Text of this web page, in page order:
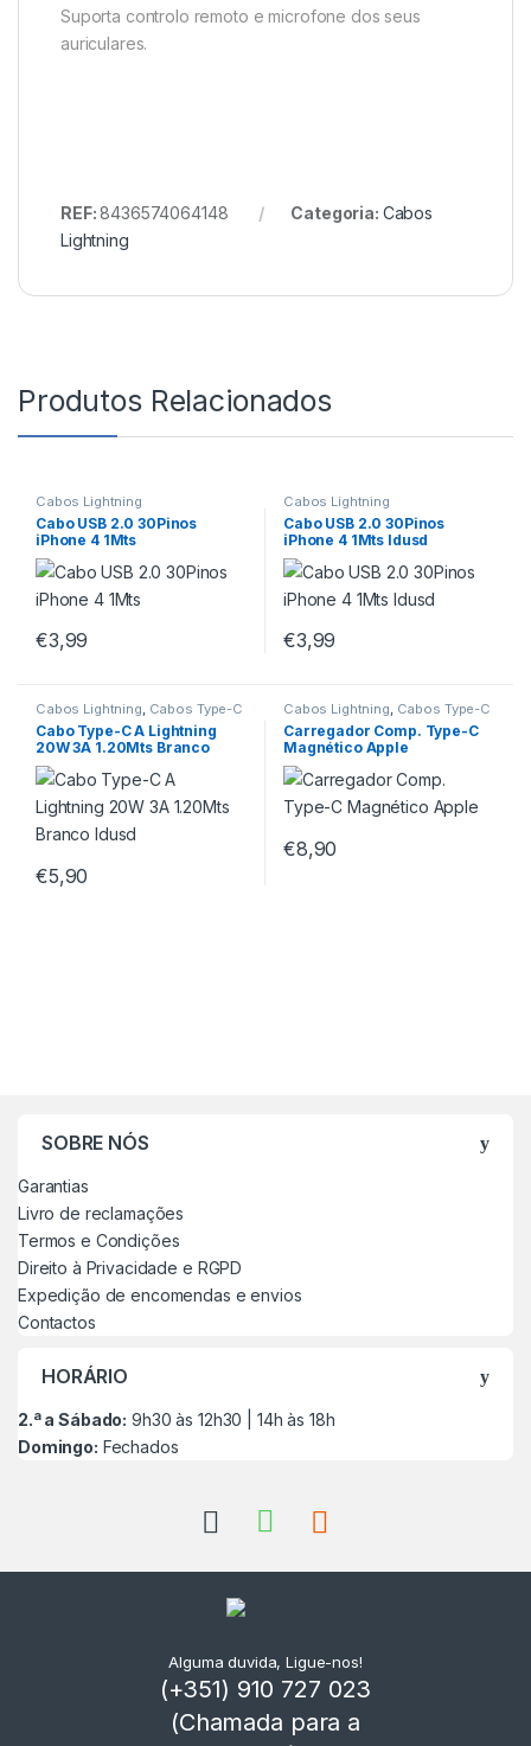
Suporta controlo remoto e microfone dos seus
auriculares.
REF:8436574064148 Categoria: Cabos
Lightning
Produtos Relacionados
Cabos Lightning
Cabo USB 2.0 30Pinos
iPhone 4 1Mts
€3,99
Cabos Lightning
Cabo USB 2.0 30Pinos
iPhone 4 1Mts Idusd
€3,99
Cabos Lightning, Cabos Type-C
Cabo Type-C A Lightning
20W 3A 1.20Mts Branco
Idusd
€5,90
Cabos Lightning, Cabos Type-C
Carregador Comp. Type-C
Magnético Apple
€8,90
SOBRE NÓS
Garantias
Livro de reclamações
Termos e Condições
Direito à Privacidade e RGPD
Expedição de encomendas e envios
Contactos
HORÁRIO
2.ª a Sábado: 9h30 às 12h30 | 14h às 18h
Domingo: Fechados
Alguma duvida, Ligue-nos!
(+351) 910 727 023
(Chamada para a